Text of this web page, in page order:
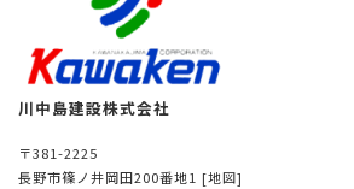
川中島建設株式会社
〒381-2225
長野市篠ノ井岡田200番地1 [地図]